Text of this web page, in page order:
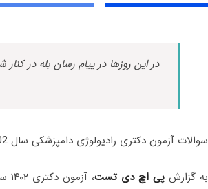
در این روزها در پیام رسان بله در کنار
سوالات آزمون دکتری رادیولوژی دامپزشکی سال 1402 به همراه پاسخنامه کلیدی از سوی سازمان سنجش منتشر شد.
به گزارشپی اچ دی تست